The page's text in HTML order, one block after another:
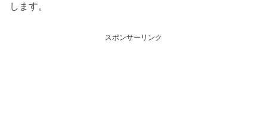
します。
スポンサーリンク